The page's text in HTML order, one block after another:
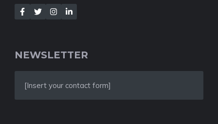
NEWSLETTER
[Insert your contact form]